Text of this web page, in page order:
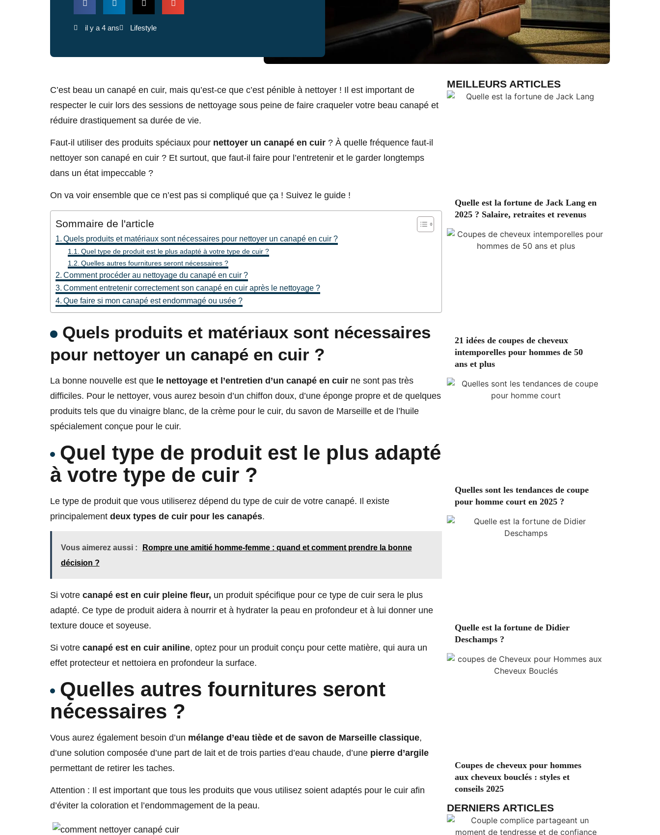
il y a 4 ans Lifestyle
C’est beau un canapé en cuir, mais qu’est-ce que c’est pénible à nettoyer ! Il est important de
respecter le cuir lors des sessions de nettoyage sous peine de faire craqueler votre beau canapé et
réduire drastiquement sa durée de vie.
Faut-il utiliser des produits spéciaux pour nettoyer un canapé en cuir ? À quelle fréquence faut-il
nettoyer son canapé en cuir ? Et surtout, que faut-il faire pour l’entretenir et le garder longtemps
dans un état impeccable ?
On va voir ensemble que ce n’est pas si compliqué que ça ! Suivez le guide !
Sommaire de l'article
Quels produits et matériaux sont nécessaires pour nettoyer un canapé en cuir ?
Quel type de produit est le plus adapté à votre type de cuir ?
Quelles autres fournitures seront nécessaires ?
Comment procéder au nettoyage du canapé en cuir ?
Comment entretenir correctement son canapé en cuir après le nettoyage ?
Que faire si mon canapé est endommagé ou usée ?
Quels produits et matériaux sont nécessaires
pour nettoyer un canapé en cuir ?
La bonne nouvelle est que le nettoyage et l’entretien d’un canapé en cuir ne sont pas très
difficiles. Pour le nettoyer, vous aurez besoin d’un chiffon doux, d’une éponge propre et de quelques
produits tels que du vinaigre blanc, de la crème pour le cuir, du savon de Marseille et de l’huile
spécialement conçue pour le cuir.
Quel type de produit est le plus adapté
à votre type de cuir ?
Le type de produit que vous utiliserez dépend du type de cuir de votre canapé. Il existe
principalement deux types de cuir pour les canapés.
Vous aimerez aussi :
Rompre une amitié homme-femme : quand et comment prendre la bonne
décision ?
Si votre canapé est en cuir pleine fleur, un produit spécifique pour ce type de cuir sera le plus
adapté. Ce type de produit aidera à nourrir et à hydrater la peau en profondeur et à lui donner une
texture douce et soyeuse.
Si votre canapé est en cuir aniline, optez pour un produit conçu pour cette matière, qui aura un
effet protecteur et nettoiera en profondeur la surface.
Quelles autres fournitures seront
nécessaires ?
Vous aurez également besoin d’un mélange d’eau tiède et de savon de Marseille classique,
d’une solution composée d’une part de lait et de trois parties d’eau chaude, d’une pierre d’argile
permettant de retirer les taches.
Attention : Il est important que tous les produits que vous utilisez soient adaptés pour le cuir afin
d’éviter la coloration et l’endommagement de la peau.
MEILLEURS ARTICLES
Quelle est la fortune de Jack Lang en
2025 ? Salaire, retraites et revenus
21 idées de coupes de cheveux
intemporelles pour hommes de 50
ans et plus
Quelles sont les tendances de coupe
pour homme court en 2025 ?
Quelle est la fortune de Didier
Deschamps ?
Coupes de cheveux pour hommes
aux cheveux bouclés : styles et
conseils 2025
DERNIERS ARTICLES